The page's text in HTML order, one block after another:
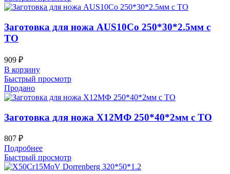
Заготовка для ножа AUS10Co 250*30*2.5мм с
ТО
909 ₽
В корзину
Быстрый просмотр
Продано
Заготовка для ножа Х12МФ 250*40*2мм с ТО
807 ₽
Подробнее
Быстрый просмотр